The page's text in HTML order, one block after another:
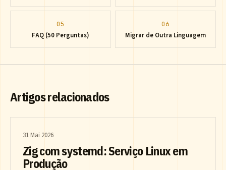
05
FAQ (50 Perguntas)
06
Migrar de Outra Linguagem
Artigos relacionados
31 Mai 2026
Zig com systemd: Serviço Linux em
Produção